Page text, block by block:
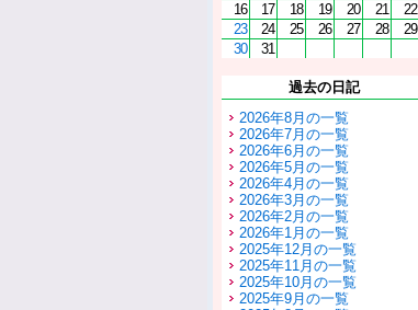
16
17 18 19 20 21
22
23
24 25 26 27 28
29
30
31
過去の日記
2026年8月の一覧
2026年7月の一覧
2026年6月の一覧
2026年5月の一覧
2026年4月の一覧
2026年3月の一覧
2026年2月の一覧
2026年1月の一覧
2025年12月の一覧
2025年11月の一覧
2025年10月の一覧
2025年9月の一覧